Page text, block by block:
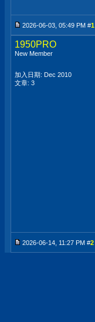
2026-06-03, 05:49 PM #1
1950PRO
New Member
加入日期: Dec 2010
文章: 3
2026-06-14, 11:27 PM #2